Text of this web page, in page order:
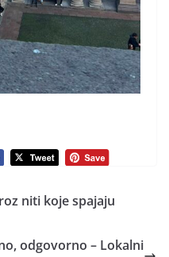
niti koje spajaju
odgovorno – Lokalni